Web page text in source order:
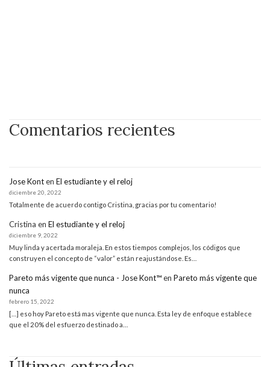
Comentarios recientes
Jose Konten El estudiante y el reloj
diciembre 20, 2022
Totalmente de acuerdo contigo Cristina, gracias por tu comentario!
Cristina en El estudiante y el reloj
diciembre 9, 2022
Muy linda y acertada moraleja. En estos tiempos complejos, los códigos que
construyen el concepto de “valor” están reajustándose. Es…
Pareto más vigente que nunca - Jose Kont™en Pareto más vigente que
nunca
febrero 15, 2022
[…] eso hoy Pareto está mas vigente que nunca. Esta ley de enfoque establece
que el 20% del esfuerzo destinado a…